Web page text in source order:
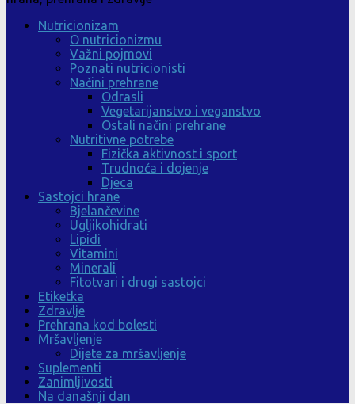
Nutricionizam
O nutricionizmu
Važni pojmovi
Poznati nutricionisti
Načini prehrane
Odrasli
Vegetarijanstvo i veganstvo
Ostali načini prehrane
Nutritivne potrebe
Fizička aktivnost i sport
Trudnoća i dojenje
Djeca
Sastojci hrane
Bjelančevine
Ugljikohidrati
Lipidi
Vitamini
Minerali
Fitotvari i drugi sastojci
Etiketka
Zdravlje
Prehrana kod bolesti
Mršavljenje
Dijete za mršavljenje
Suplementi
Zanimljivosti
Na današnji dan